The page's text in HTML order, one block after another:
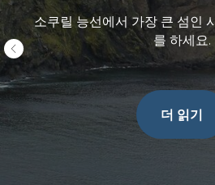
소쿠릴 능선에서 가장 큰 섬인
를 하세요.
더 읽기